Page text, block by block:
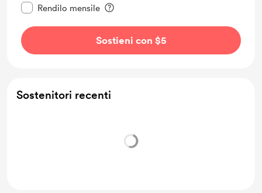
Rendilo mensile
Sostieni con $5
Sostenitori recenti